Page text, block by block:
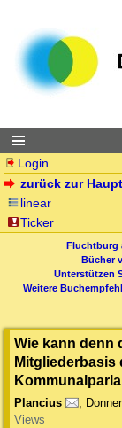
Login
zurück zur
linear
Ticker
Fluchtburg
Bücher
Unterstützen
Weitere
Wie kann denn
Mitgliederbasis
Plancius ,
Views